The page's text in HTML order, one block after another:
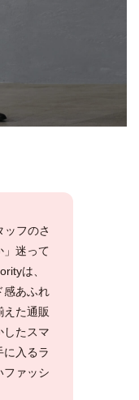
ッフのさ
」迷って
は、
感あふれ
えた通販
したスマ
に入るラ
ファッシ